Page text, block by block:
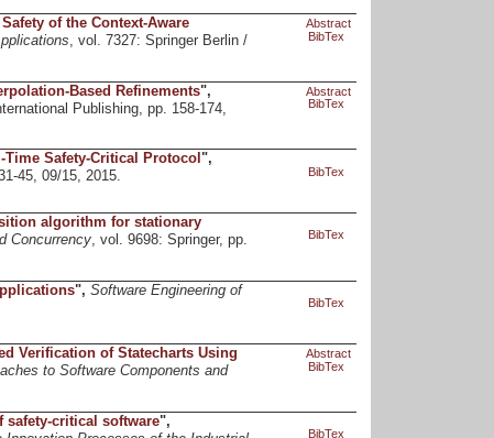
of the Context-Aware
, vol. 7327: Springer Berlin /
Abstract
BibTex
Based Refinements",
Publishing, pp. 158-174,
Abstract
BibTex
Safety-Critical Protocol ",
45, 09/15, 2015. BibTex
algorithm for stationary
Concurrency, vol. 9698: Springer, pp.
BibTex
", Software Engineering of
BibTex
Verification of Statecharts Using
to Software Components and
Abstract
BibTex
critical software",
BibTex